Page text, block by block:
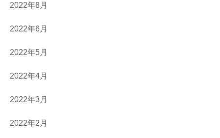
2022年8月
2022年6月
2022年5月
2022年4月
2022年3月
2022年2月